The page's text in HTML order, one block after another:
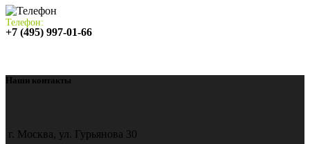
Телефон:
+7 (495) 997-01-66
Наши контакты
г. Москва, ул. Гурьянова 30